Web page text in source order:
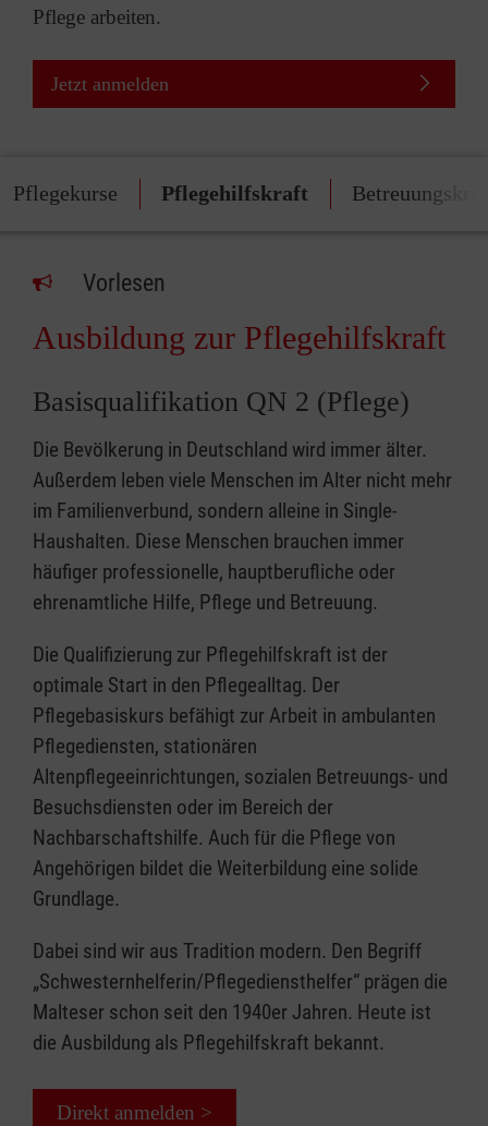
Pflege arbeiten.
Jetzt anmelden
Pflegekurse Pflegehilfskraft
Vorlesen
Ausbildung zur Pflegehilfskraft
Basisqualifikation QN 2 (Pflege)
Die Bevölkerung in Deutschland wird immer älter.
Außerdem leben viele Menschen im Alter nicht mehr
im Familienverbund, sondern alleine in Single-
Haushalten. Diese Menschen brauchen immer
häufiger professionelle, hauptberufliche oder
ehrenamtliche Hilfe, Pflege und Betreuung.
Die Qualifizierung zur Pflegehilfskraft ist der
optimale Start in den Pflegealltag. Der
Pflegebasiskurs befähigt zur Arbeit in ambulanten
Pflegediensten, stationären
Altenpflegeeinrichtungen, sozialen Betreuungs- und
Besuchsdiensten oder im Bereich der
Nachbarschaftshilfe. Auch für die Pflege von
Angehörigen bildet die Weiterbildung eine solide
Grundlage.
Dabei sind wir aus Tradition modern. Den Begriff
„Schwesternhelferin/Pflegediensthelfer“ prägen die
Malteser schon seit den 1940er Jahren. Heute ist
die Ausbildung als Pflegehilfskraft bekannt.
Direkt anmelden >